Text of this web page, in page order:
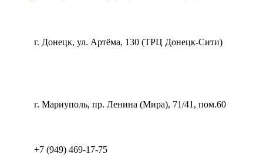
г. Донецк, ул. Артёма, 130 (ТРЦ Донецк-Сити)
г. Мариуполь, пр. Ленина (Мира), 71/41, пом.60
+7 (949) 469-17-75